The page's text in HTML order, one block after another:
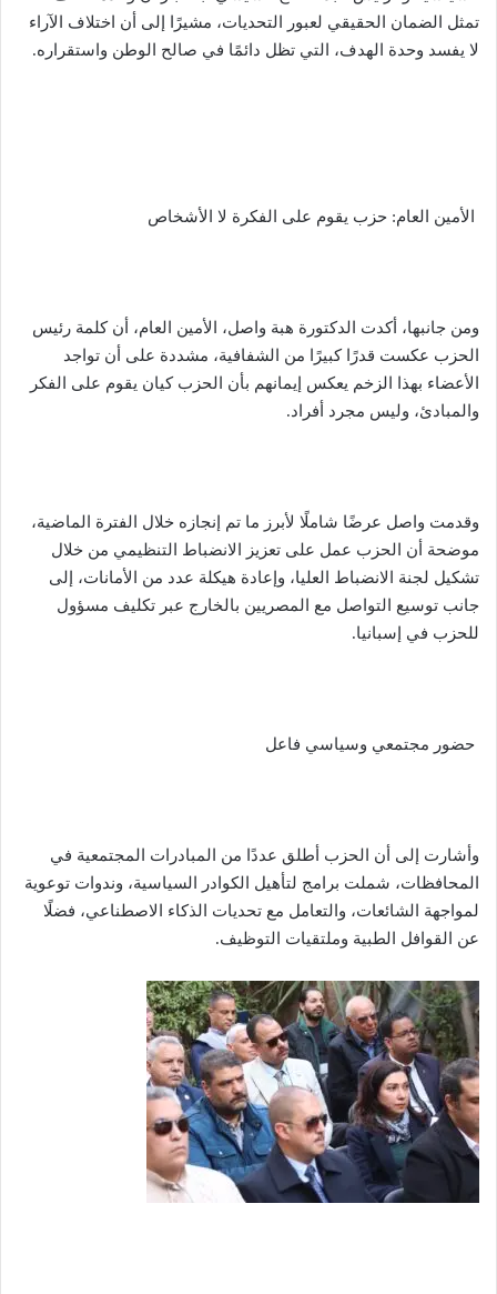
تمثل الضمان الحقيقي لعبور التحديات، مشيرًا إلى أن اختلاف الآراء
لا يفسد وحدة الهدف، التي تظل دائمًا في صالح الوطن واستقراره.
الأمين العام: حزب يقوم على الفكرة لا الأشخاص
ومن جانبها، أكدت الدكتورة هبة واصل، الأمين العام، أن كلمة رئيس
الحزب عكست قدرًا كبيرًا من الشفافية، مشددة على أن تواجد
الأعضاء بهذا الزخم يعكس إيمانهم بأن الحزب كيان يقوم على الفكر
والمبادئ، وليس مجرد أفراد.
وقدمت واصل عرضًا شاملًا لأبرز ما تم إنجازه خلال الفترة الماضية،
موضحة أن الحزب عمل على تعزيز الانضباط التنظيمي من خلال
تشكيل لجنة الانضباط العليا، وإعادة هيكلة عدد من الأمانات، إلى
جانب توسيع التواصل مع المصريين بالخارج عبر تكليف مسؤول
للحزب في إسبانيا.
حضور مجتمعي وسياسي فاعل
وأشارت إلى أن الحزب أطلق عددًا من المبادرات المجتمعية في
المحافظات، شملت برامج لتأهيل الكوادر السياسية، وندوات توعوية
لمواجهة الشائعات، والتعامل مع تحديات الذكاء الاصطناعي، فضلًا
عن القوافل الطبية وملتقيات التوظيف.